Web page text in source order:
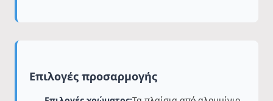
Επιλογές προσαρμογής